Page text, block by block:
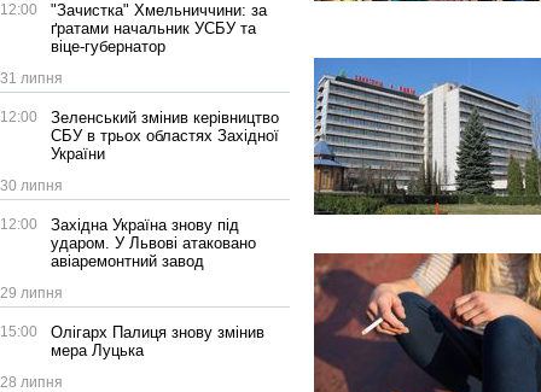
12:00
"Зачистка" Хмельниччини: за
ґратами начальник УСБУ та
віце-губернатор
31 липня
12:00
Зеленський змінив керівництво
СБУ в трьох областях Західної
України
30 липня
12:00
Західна Україна знову під
ударом. У Львові атаковано
авіаремонтний завод
29 липня
15:00
Олігарх Палиця знову змінив
мера Луцька
28 липня